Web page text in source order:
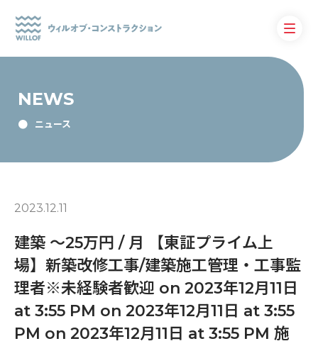
NEWS
ニュース
2023.12.11
建築 〜25万円 / 月 【東証プライム上
場】新築改修工事/建築施工管理・工事監
理者※未経験者歓迎 on 2023年12月11日
at 3:55 PM on 2023年12月11日 at 3:55
PM on 2023年12月11日 at 3:55 PM 施